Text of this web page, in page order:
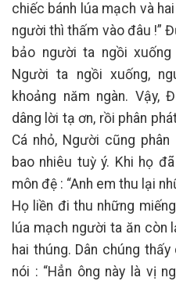
chiếc bánh lúa mạch và
người thì thấm vào đâu !”
bảo người ta ngồi
Người ta ngồi xuống,
khoảng năm ngàn. Vậy,
dâng lời tạ ơn, rồi phân
Cá nhỏ, Người cũng
bao nhiêu tuỳ ý. Khi họ
môn đệ : “Anh em thu lại
Họ liền đi thu những
lúa mạch người ta ăn
hai thúng. Dân chúng
nói : “Hẳn ông này là vị